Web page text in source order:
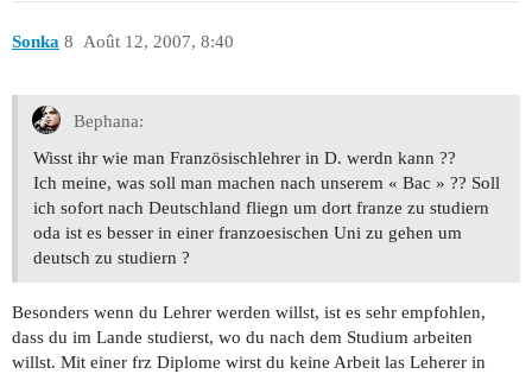
Sonka Août 12, 2007, 8:40
8
Bephana:
Wisst ihr wie man Französischlehrer in D. werdn kann ??
Ich meine, was soll man machen nach unserem « Bac » ?? Soll
ich sofort nach Deutschland fliegn um dort franze zu studiern
oda ist es besser in einer franzoesischen Uni zu gehen um
deutsch zu studiern ?
Besonders wenn du Lehrer werden willst, ist es sehr empfohlen,
dass du im Lande studierst, wo du nach dem Studium arbeiten
willst. Mit einer frz Diplome wirst du keine Arbeit las Leherer in